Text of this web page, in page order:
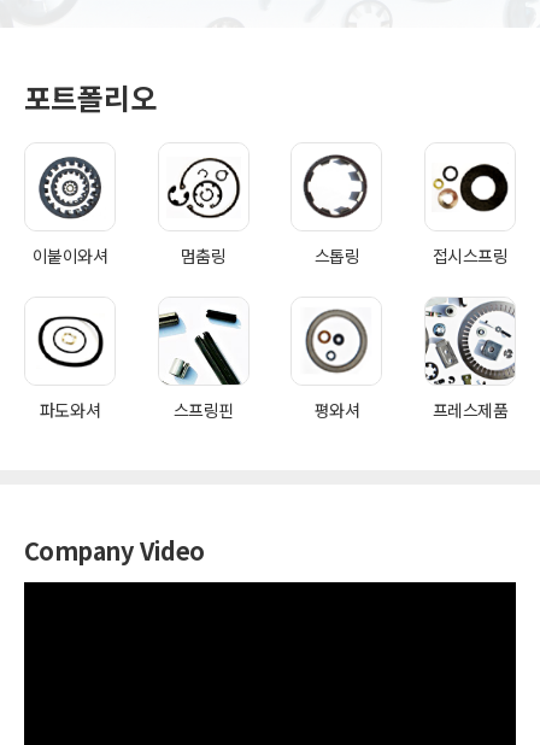
포트폴리오
이붙이와셔 멈춤링 스톱링 접시스프링
파도와셔 스프링핀 평와셔 프레스제품
Company Video